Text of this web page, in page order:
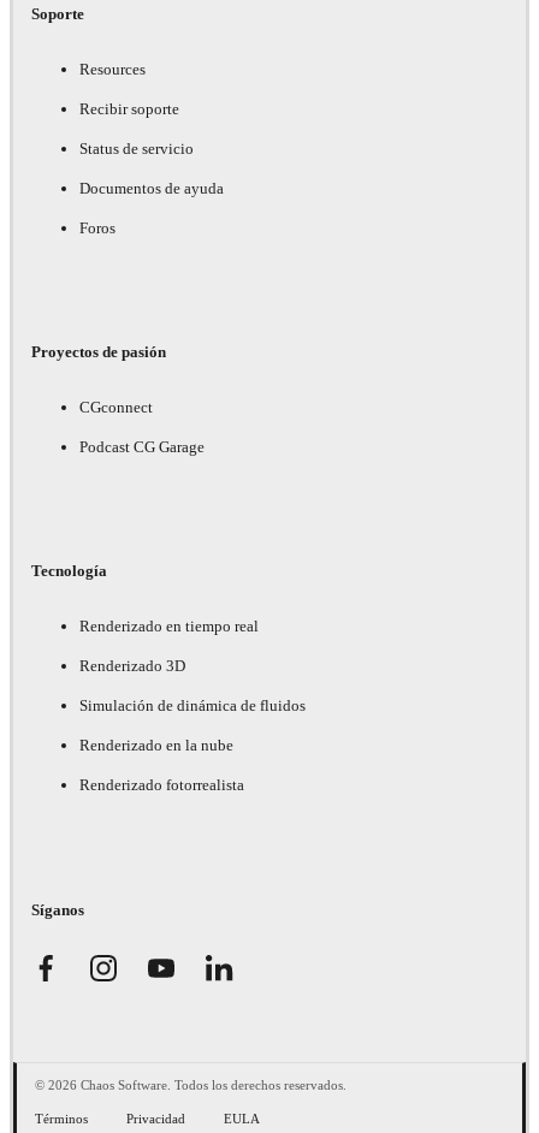
Soporte
Resources
Recibir soporte
Status de servicio
Documentos de ayuda
Foros
Proyectos de pasión
CGconnect
Podcast CG Garage
Tecnología
Renderizado en tiempo real
Renderizado 3D
Simulación de dinámica de fluidos
Renderizado en la nube
Renderizado fotorrealista
Síganos
© 2026 Chaos Software. Todos los derechos reservados.
Términos Privacidad EULA